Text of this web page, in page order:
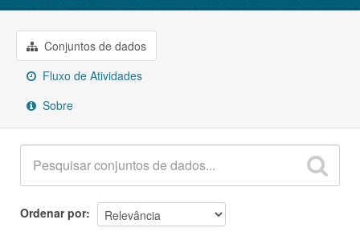
Organizações
Grupos
Sobre
Conjuntos de dados
Fluxo de Atividades
Sobre
Ordenar por